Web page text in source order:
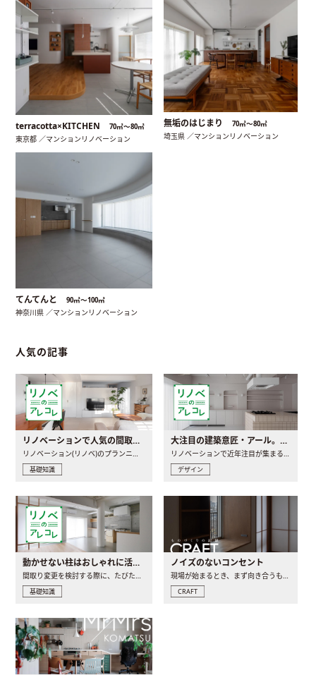
terracotta×KITCHEN 70㎡〜80㎡
東京都 ／マンションリノベーション
無垢のはじまり 70㎡〜80㎡
埼玉県 ／マンションリノベーション
てんてんと 90㎡〜100㎡
神奈川県 ／マンションリノベーション
人気の記事
リノベーションで人気の間取りとは？トレンドの間取りと実例を徹底解説
リノベーション(リノベ)のプランニングで一番最初に決めるのは..
基礎知識
大注目の建築意匠・アール。人気の理由と空間に取り入れるポイント
リノベーションで近年注目が集まる建築意匠の一つであるアール..
デザイン
動かせない柱はおしゃれに活用！柱を魅せるリノベーション(リノベ)4選
間取り変更を検討する際に、たびたび皆さんの頭を悩ませる動か..
基礎知識
ノイズのないコンセント
現場が始まるとき、まず向き合うものの一つがコンセントです..
CRAFT